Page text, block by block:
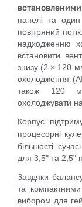
панелі та
повітряний
надходженню
встановити
знизу (2 × 120
охолодження
також 120
охолоджувати
Корпус
процесорні
більшості
для 3,5" та 2,5"
Завдяки
та
вибором для